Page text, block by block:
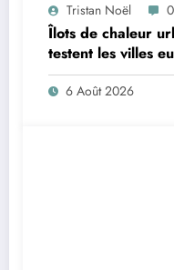
Tristan Noël 0
Îlots de chaleur
testent les villes
canicule
6 Août 2026